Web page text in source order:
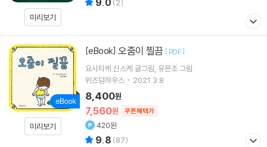
미리보기
(2)
미리보기
[eBook] 오줌이 찔끔 [ PDF]
요시타케 신스케 글그림 유문조 그림
위즈덤하우스
2021.3.8.
7,560원 쿠폰혜택가
8,400원
420원
9.8 (87)